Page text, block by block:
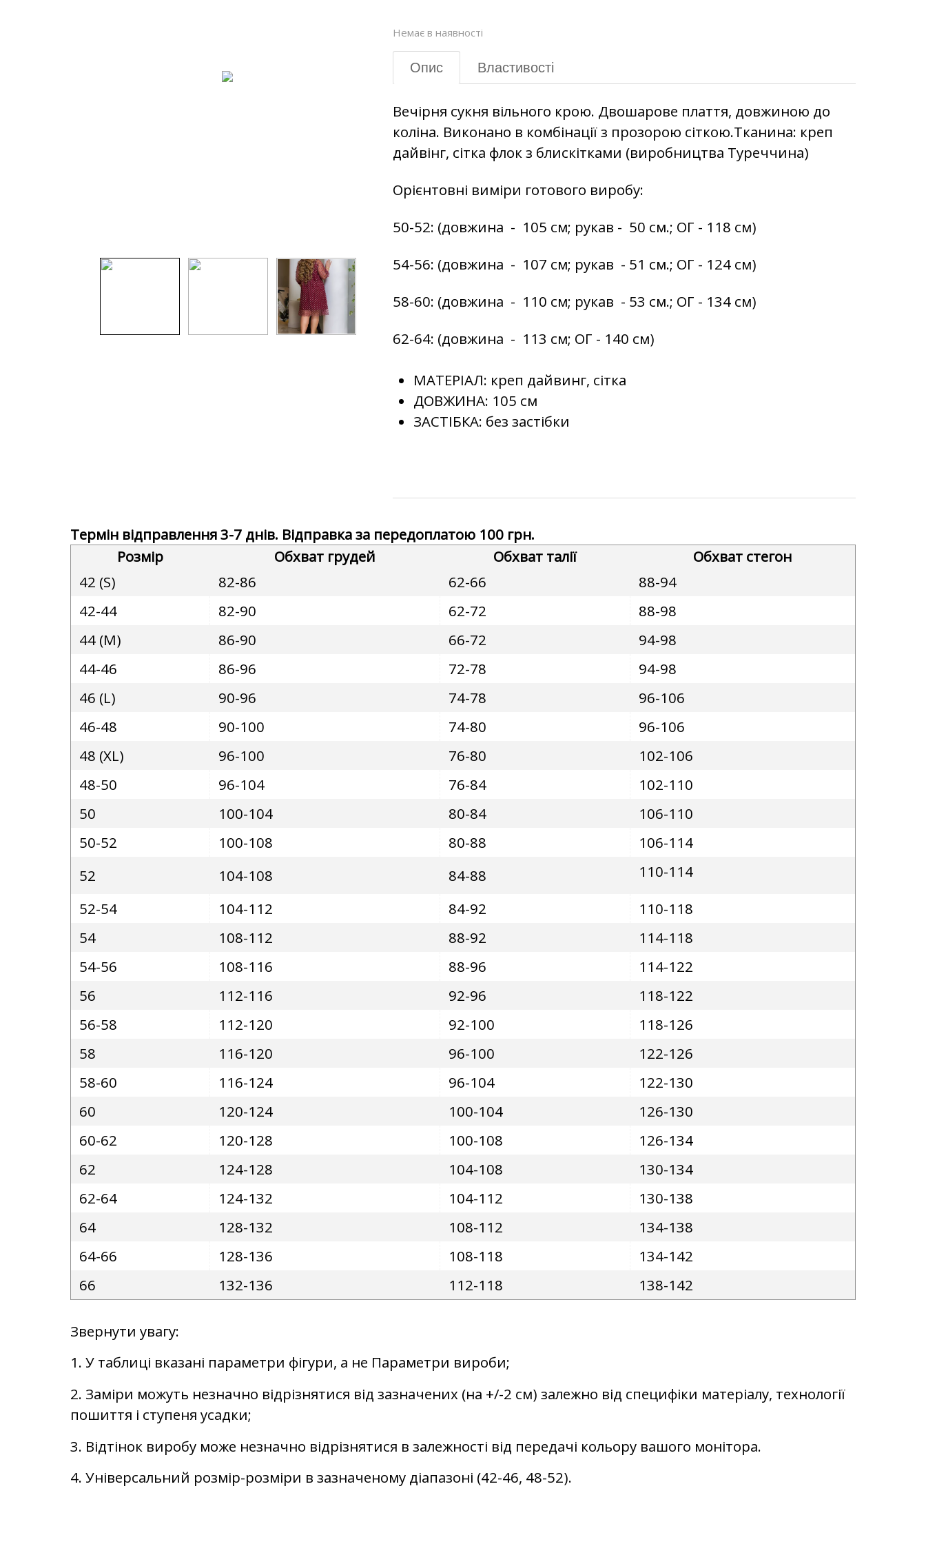
Немає в наявності
Опис Властивості
Вечірня сукня вільного крою. Двошарове плаття, довжиною до
коліна. Виконано в комбінації з прозорою сіткою.Тканина: креп
дайвінг, сітка флок з блискітками (виробництва Туреччина)
Орієнтовні виміри готового виробу:
50-52: (довжина - 105 см; рукав - 50 см.; ОГ - 118 см)
54-56: (довжина - 107 см; рукав - 51 см.; ОГ - 124 см)
58-60: (довжина - 110 см; рукав - 53 см.; ОГ - 134 см)
62-64: (довжина - 113 см; ОГ - 140 см)
МАТЕРІАЛ: креп дайвинг, сітка
ДОВЖИНА: 105 см
ЗАСТІБКА: без застібки
Термін відправлення 3-7 днів. Відправка за передоплатою 100 грн.
Розмір
Обхват грудей Обхват талії
Обхват стегон
42 (S)
82-86 62-66
88-94
42-44
82-90 62-72
88-98
44 (M)
86-90 66-72
94-98
44-46
86-96 72-78
94-98
46 (L)
90-96 74-78
96-106
46-48
90-100 74-80
96-106
48 (XL)
96-100 76-80
102-106
48-50
96-104 76-84
102-110
50
100-104 80-84
106-110
50-52
100-108 80-88
106-114
52
104-108 84-88
110-114
52-54
104-112 84-92
110-118
54
108-112 88-92
114-118
54-56
108-116 88-96
114-122
56
112-116 92-96
118-122
56-58
112-120 92-100
118-126
58
116-120 96-100
122-126
58-60
116-124 96-104
122-130
60
120-124 100-104
126-130
60-62
120-128 100-108
126-134
62
124-128 104-108
130-134
62-64
124-132 104-112
130-138
64
128-132 108-112
134-138
64-66
128-136 108-118
134-142
66
132-136 112-118 138-142
Звернути увагу:
1. У таблиці вказані параметри фігури, а не Параметри вироби;
2. Заміри можуть незначно відрізнятися від зазначених (на +/-2 см) залежно від специфіки матеріалу, технології
пошиття і ступеня усадки;
3. Відтінок виробу може незначно відрізнятися в залежності від передачі кольору вашого монітора.
4. Універсальний розмір-розміри в зазначеному діапазоні (42-46, 48-52).